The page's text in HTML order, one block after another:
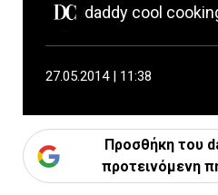
daddy cool
27.05.2014 | 11:38
Προσθήκη του
προτεινόμενη